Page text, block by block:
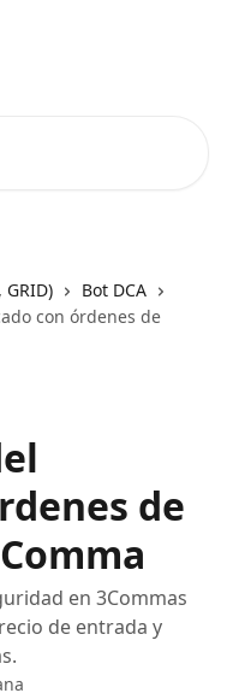
GRID)
Bot DCA
con órdenes de
de
en 3Commas
de entrada y